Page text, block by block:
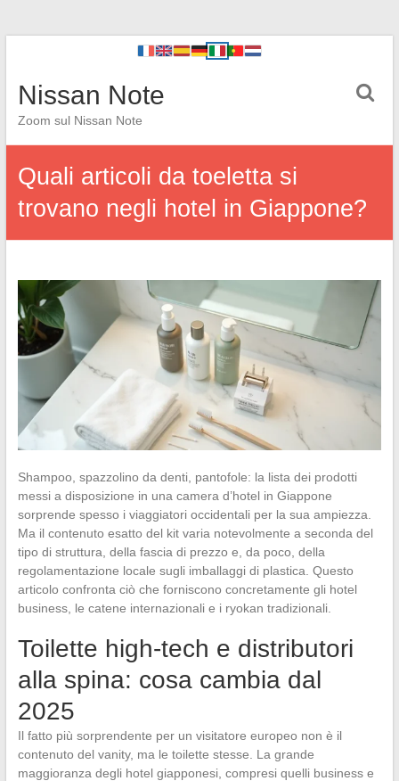
Nissan Note
Zoom sul Nissan Note
Quali articoli da toeletta si
trovano negli hotel in Giappone?
Shampoo, spazzolino da denti, pantofole: la lista dei prodotti
messi a disposizione in una camera d’hotel in Giappone
sorprende spesso i viaggiatori occidentali per la sua ampiezza.
Ma il contenuto esatto del kit varia notevolmente a seconda del
tipo di struttura, della fascia di prezzo e, da poco, della
regolamentazione locale sugli imballaggi di plastica. Questo
articolo confronta ciò che forniscono concretamente gli hotel
business, le catene internazionali e i ryokan tradizionali.
Toilette high-tech e distributori
alla spina: cosa cambia dal
2025
Il fatto più sorprendente per un visitatore europeo non è il
contenuto del vanity, ma le toilette stesse. La grande
maggioranza degli hotel giapponesi, compresi quelli business e